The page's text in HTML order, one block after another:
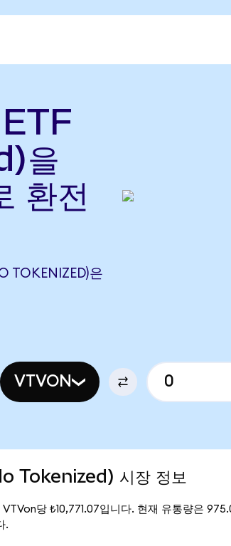
을
환전
TOKENIZED)은
VTVON
Tokenized) 시장 정보
당 ₺10,771.07입니다. 현재 유통량은
.